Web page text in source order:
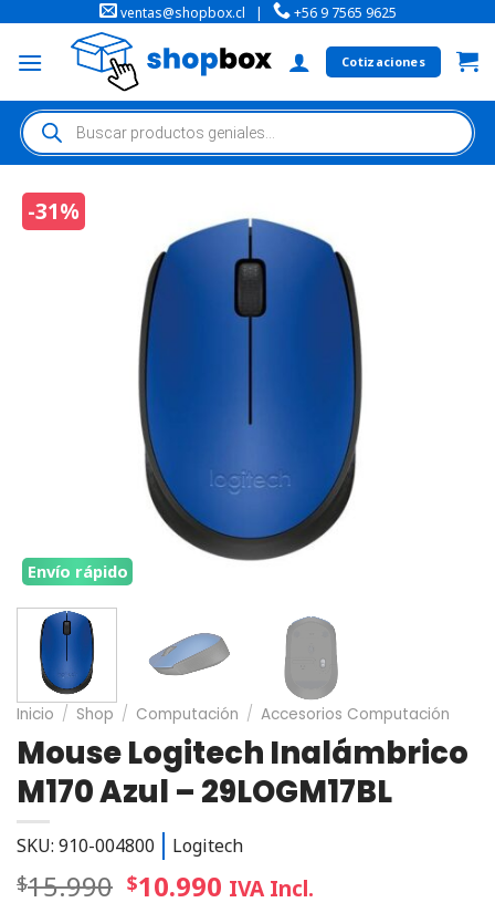
ventas@shopbox.cl | +56 9 7565 9625
Cotizaciones
-31%
Envío rápido
Inicio / Shop / Computación / Accesorios Computación
Mouse Logitech Inalámbrico
M170 Azul – 29LOGM17BL
SKU: 910-004800 Logitech
$15.990 $10.990 IVA Incl.